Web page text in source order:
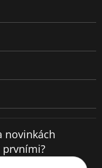
novinkách
prvními?